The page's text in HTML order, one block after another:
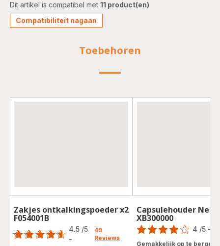
Dit artikel is compatibel met 11 product(en)
Compatibiliteit nagaan
Toebehoren
Zakjes ontkalkingspoeder x2
F054001B
Score
4.5 /5
-
49
Reviews
Capsulehouder
XB300000
Score
4 /5 -
Gemakkelijk op te bergen